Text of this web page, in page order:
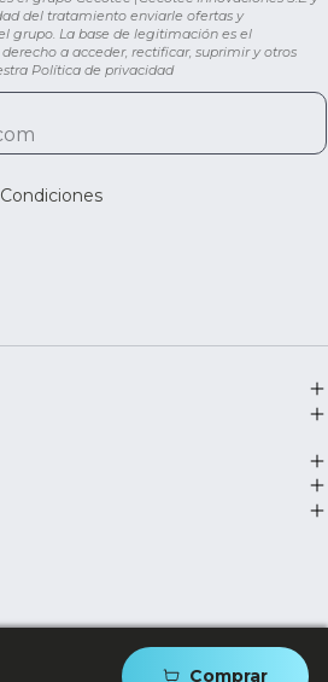
Comprar
del tratamiento enviarle ofertas y
grupo. La base de legitimación es el
a acceder, rectificar, suprimir y otros
Política de privacidad